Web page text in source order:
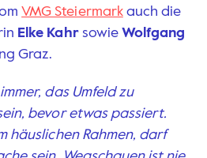
VMG Steiermarkauch die
Elke KahrsowieWolfgang
Graz.
das Umfeld zu
bevor etwas passiert.
häuslichen Rahmen, darf